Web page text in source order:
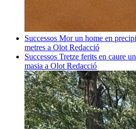
Successos Mor un home en
metres a Olot Redacció
Successos Tretze ferits en caure
masia a Olot Redacció